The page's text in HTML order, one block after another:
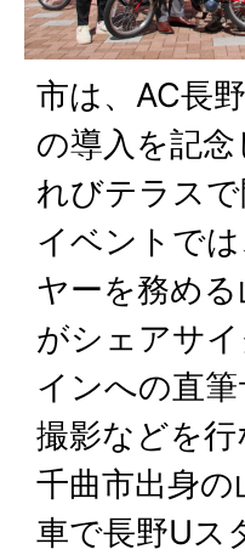
市は、AC長
の導入を記
れびテラスで
イベントで
ヤーを務め
がシェアサ
インへの直
撮影などを行
千曲市出身
車で長野Uス